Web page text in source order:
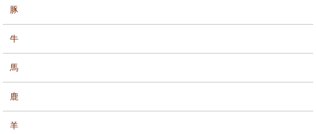
豚
牛
馬
鹿
羊